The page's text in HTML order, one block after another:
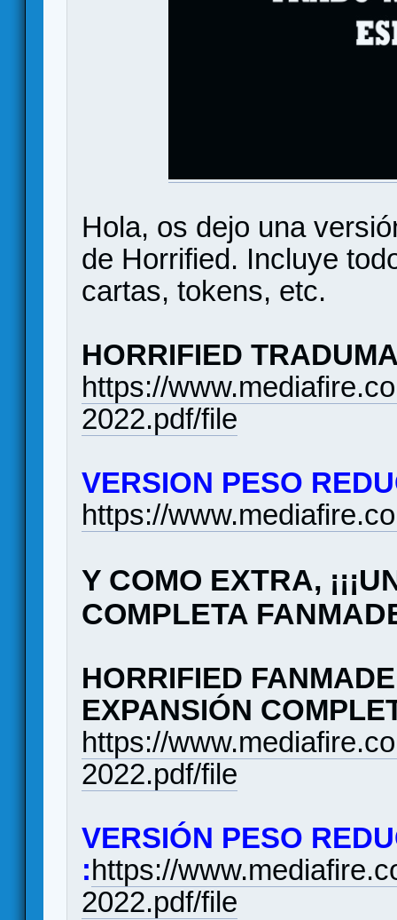
Hola, os dejo una
de Horrified. Incluye
cartas, tokens, etc.
HORRIFIED
https://
2022.pdf/file
VERSION PESO
https://
Y COMO EXTRA,
COMPLETA
HORRIFIED
EXPANSIÓN
https://
2022.pdf/file
VERSIÓN PESO
:https://
2022.pdf/file